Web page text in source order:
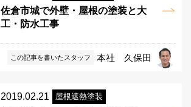
佐倉市城で外壁・屋根の塗装と大
工・防水工事
この記事を書いたスタッフ 本社 久保田
2019.02.21 屋根遮熱塗装